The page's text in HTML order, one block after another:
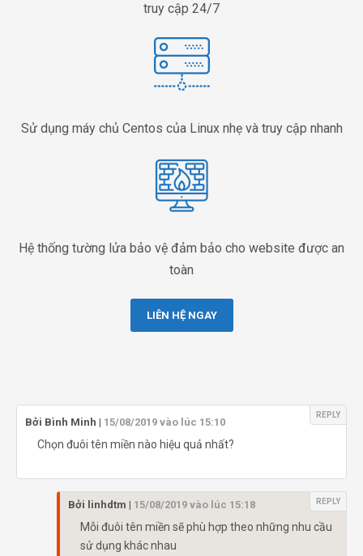
truy cập 24/7
Sử dụng máy chủ Centos của Linux nhẹ và truy cập nhanh
Hệ thống tường lửa bảo vệ đảm bảo cho website được an
toàn
LIÊN HỆ NGAY
Bởi Bình Minh
REPLY
| 15/08/2019 vào lúc 15:10
Chọn đuôi tên miền nào hiệu quả nhất?
Bởi linhdtm REPLY
| 15/08/2019 vào lúc 15:18
Mỗi đuôi tên miền sẽ phù hợp theo những nhu cầu
sử dụng khác nhau